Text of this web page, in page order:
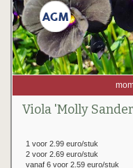
Viola 'Molly
1 voor 2.99 euro/stuk
2 voor 2.69 euro/stuk
vanaf 6 voor 2.59 euro/stuk